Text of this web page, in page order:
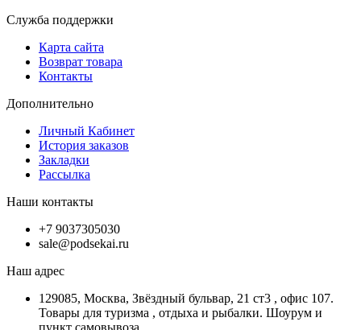
Служба поддержки
Карта сайта
Возврат товара
Контакты
Дополнительно
Личный Кабинет
История заказов
Закладки
Рассылка
Наши контакты
+7 9037305030
sale@podsekai.ru
Наш адрес
129085, Москва, Звёздный бульвар, 21 ст3 , офис 107.
Товары для туризма , отдыха и рыбалки. Шоурум и
пункт самовывоза